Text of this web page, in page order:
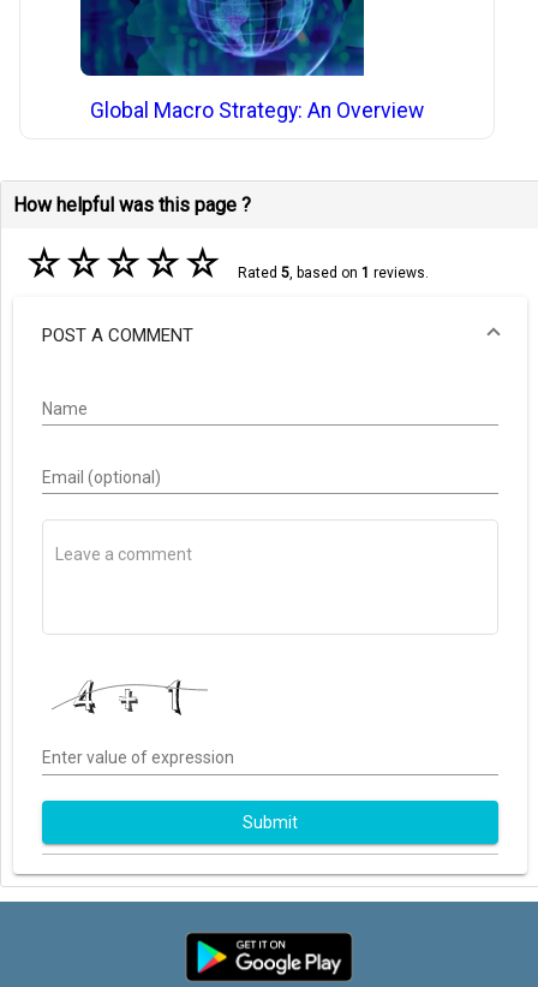
Global Macro Strategy: An Overview
How helpful was this page ?
☆☆☆☆☆ Rated 5, based on 1 reviews.
POST A COMMENT
Name
Email (optional)
Enter value of expression
Submit